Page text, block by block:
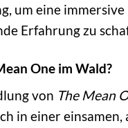
um eine immersive
Erfahrung zu
One im Wald?
von The Mean
in einer einsamen,